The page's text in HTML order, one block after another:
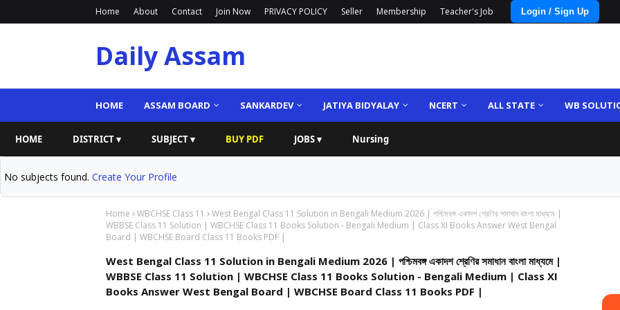
Home About Contact Join Now PRIVACY POLICY Seller Membership Teacher's Job Login / Sign Up
Daily Assam
HOME ASSAM BOARD SANKARDEV JATIYA BIDYALAY NCERT ALL STATE WB
HOME DISTRICT ▾ SUBJECT ▾ BUY PDF JOBS ▾ Nursing
No subjects found. Create Your Profile
Home WBCHSE Class 11
West Bengal Class 11 Solution in Bengali Medium 2026 | পশ্চিমবঙ্গ একাদশ শ্রেণির সমাধান বাংলা মাধ্যমে |
WBBSE Class 11 Solution | WBCHSE Class 11 Books Solution - Bengali Medium | Class XI Books Answer West Bengal
Board | WBCHSE Board Class 11 Books PDF |
West Bengal Class 11 Solution in Bengali Medium 2026 | পশ্চিমবঙ্গ একাদশ শ্রেণির সমাধান বাংলা মাধ্যমে |
WBBSE Class 11 Solution | WBCHSE Class 11 Books Solution - Bengali Medium | Class XI
Books Answer West Bengal Board | WBCHSE Board Class 11 Books PDF |